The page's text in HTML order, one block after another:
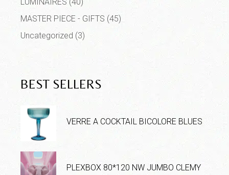
LUMINAIRES (40)
MASTER PIECE - GIFTS (45)
Uncategorized (3)
BEST SELLERS
VERRE A COCKTAIL BICOLORE BLUES
PLEXBOX 80*120 NW JUMBO CLEMY